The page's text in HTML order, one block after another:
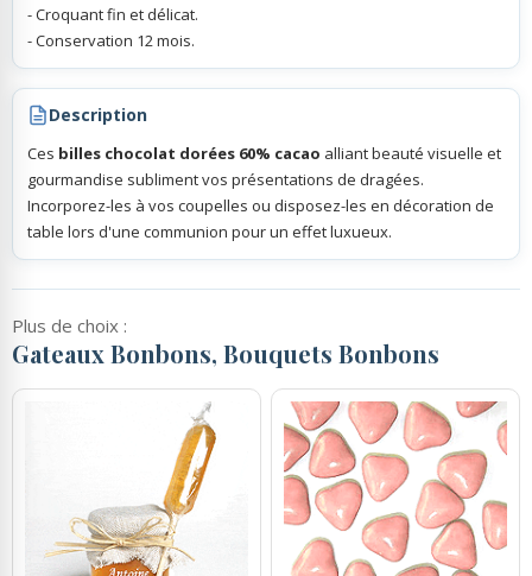
- Croquant fin et délicat.
- Conservation 12 mois.
Description
Ces billes chocolat dorées 60% cacao alliant beauté visuelle et
gourmandise subliment vos présentations de dragées.
Incorporez-les à vos coupelles ou disposez-les en décoration de
table lors d'une communion pour un effet luxueux.
Plus de choix :
Gateaux Bonbons, Bouquets Bonbons